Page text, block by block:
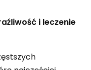
i leczenie